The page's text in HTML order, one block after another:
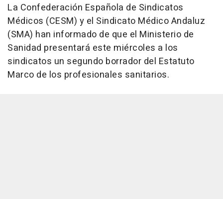
La Confederación Española de Sindicatos
Médicos (CESM) y el Sindicato Médico Andaluz
(SMA) han informado de que el Ministerio de
Sanidad presentará este miércoles a los
sindicatos un segundo borrador del Estatuto
Marco de los profesionales sanitarios.